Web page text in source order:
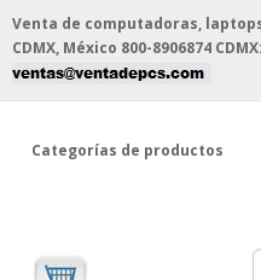
Venta de computadoras,
CDMX, México 800-8906874
Categorías de productos